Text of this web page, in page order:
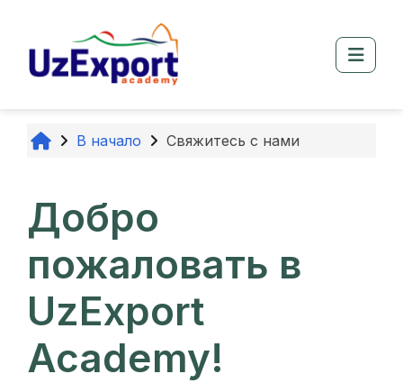
В начало Свяжитесь с нами
Добро
пожаловать в
UzExport
Academy!